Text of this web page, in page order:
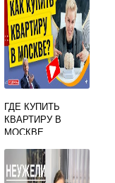
ГДЕ КУПИТЬ
КВАРТИРУ В
МОСКВЕ